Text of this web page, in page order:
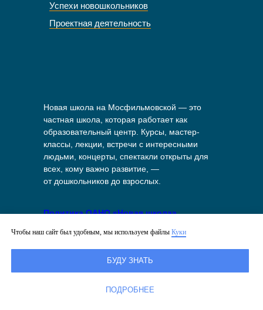
Новая школа на Мосфильмовской — это
частная школа, которая работает как
образовательный центр. Курсы, мастер-
классы, лекции, встречи с интересными
людьми, концерты, спектакли открыты для
всех, кому важно развитие, —
от дошкольников до взрослых.
Успехи новошкольников
Проектная деятельность
Политика ОАНО «Новая школа»
данных
Политика в отношении файлов куки
на сайте
Чтобы наш сайт был удобным, мы используем файлы Куки
БУДУ ЗНАТЬ
ПОДРОБНЕЕ